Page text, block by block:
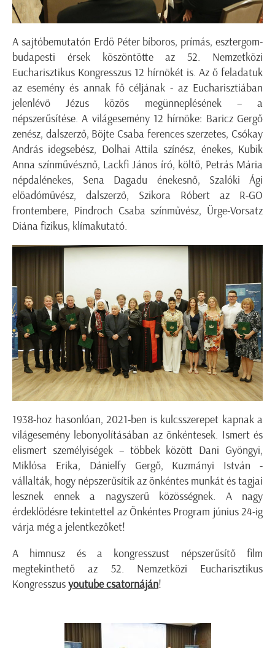
A sajtóbemutatón Erdő Péter bíboros, prímás, esztergom-
budapesti érsek köszöntötte az 52. Nemzetközi
Eucharisztikus Kongresszus 12 hírnökét is. Az ő feladatuk
az esemény és annak fő céljának - az Eucharisztiában
jelenlévő Jézus közös megünneplésének – a
népszerűsítése. A világesemény 12 hírnöke: Baricz Gergő
zenész, dalszerző, Böjte Csaba ferences szerzetes, Csókay
András idegsebész, Dolhai Attila színész, énekes, Kubik
Anna színművésznő, Lackfi János író, költő, Petrás Mária
népdalénekes, Sena Dagadu énekesnő, Szalóki Ági
előadóművész, dalszerző, Szikora Róbert az R-GO
frontembere, Pindroch Csaba színművész, Ürge-Vorsatz
Diána fizikus, klímakutató.
1938-hoz hasonlóan, 2021-ben is kulcsszerepet kapnak a
világesemény lebonyolításában az önkéntesek. Ismert és
elismert személyiségek – többek között Dani Gyöngyi,
Miklósa Erika, Dánielfy Gergő, Kuzmányi István -
vállalták, hogy népszerűsítik az önkéntes munkát és tagjai
lesznek ennek a nagyszerű közösségnek. A nagy
érdeklődésre tekintettel az Önkéntes Program június 24-ig
várja még a jelentkezőket!
A himnusz és a kongresszust népszerűsítő film
megtekinthető az 52. Nemzetközi Eucharisztikus
Kongresszusyoutube csatornáján!